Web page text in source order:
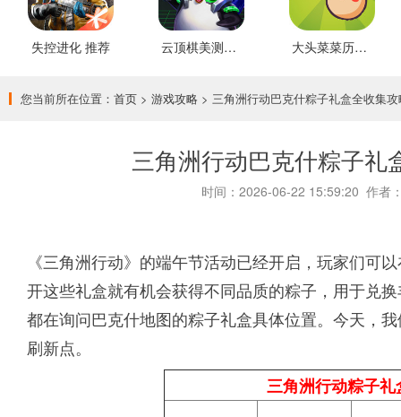
失控进化 推荐 云顶棋美测服 最新版 大头菜菜历险记 好玩的
您当前所在位置： 首页 > 游戏攻略 > 三角洲行动巴克什粽子礼盒全收集
三角洲行动巴克什粽子礼
时间：2026-06-22 15:59:20 作者
《三角洲行动》的端午节活动已经开启，玩家们可
开这些礼盒就有机会获得不同品质的粽子，用于兑
都在询问巴克什地图的粽子礼盒具体位置。今天，
刷新点。
三角洲行动粽子